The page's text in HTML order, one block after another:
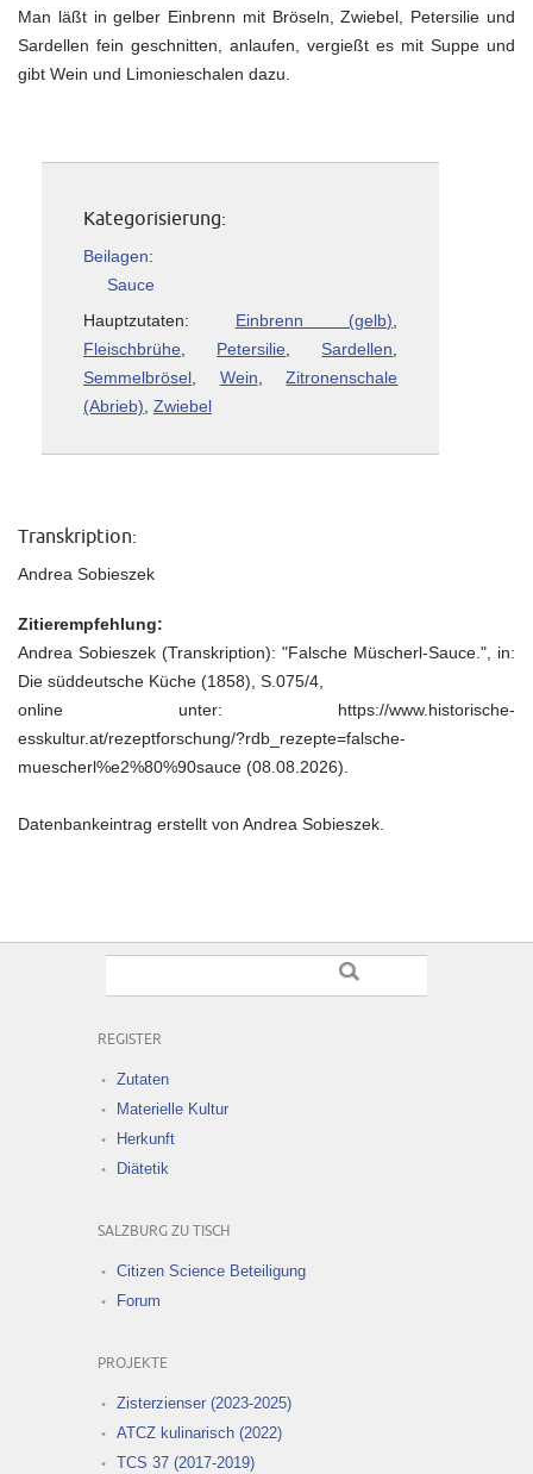
Man läßt in gelber Einbrenn mit Bröseln, Zwiebel, Petersilie und
Sardellen fein geschnitten, anlaufen, vergießt es mit Suppe und
gibt Wein und Limonieschalen dazu.
Kategorisierung:
Beilagen:
Sauce
Hauptzutaten: Einbrenn (gelb)
Fleischbrühe
Petersilie Sardellen
Semmelbrösel
Wein ,Zitronenschale
(Abrieb) Zwiebel
Transkription:
Andrea Sobieszek
Zitierempfehlung:
Andrea Sobieszek (Transkription): "Falsche Müscherl‐Sauce.", in:
Die süddeutsche Küche (1858), S.075/4,
online unter: https://www.historische-
esskultur.at/rezeptforschung/?rdb_rezepte=falsche-
muescherl%e2%80%90sauce (08.08.2026).
Datenbankeintrag erstellt von Andrea Sobieszek.
REGISTER
Zutaten
Materielle Kultur
Herkunft
Diätetik
SALZBURG ZU TISCH
Citizen Science Beteiligung
Forum
PROJEKTE
Zisterzienser (2023-2025)
ATCZ kulinarisch (2022)
TCS 37 (2017-2019)